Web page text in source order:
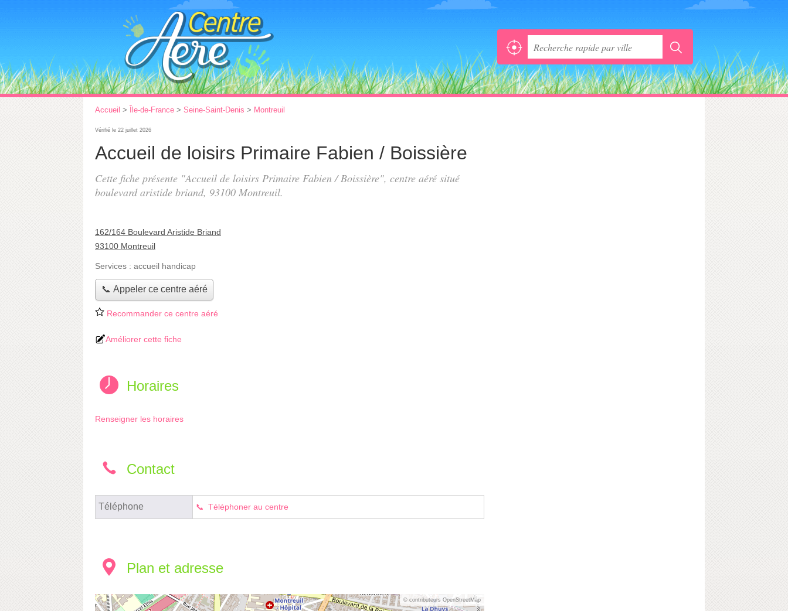
Accueil > Île-de-France > Seine-Saint-Denis > Montreuil
Vérifié le 22 juillet 2026
Accueil de loisirs Primaire Fabien / Boissière
Cette fiche présente "Accueil de loisirs Primaire Fabien / Boissière", centre aéré situé
boulevard aristide briand, 93100 Montreuil.
162/164 Boulevard Aristide Briand
93100 Montreuil
Services : accueil handicap
📞 Appeler ce centre aéré
Recommander ce centre aéré
Améliorer cette fiche
Horaires
Renseigner les horaires
Contact
Téléphone Téléphoner au centre
Plan et adresse
© contributeurs OpenStreetMap